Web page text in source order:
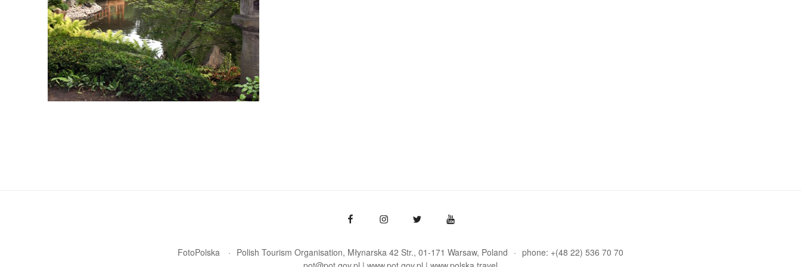
FotoPolska Polish Tourism Organisation, Młynarska 42 Str., 01-171 Warsaw Poland
phone: +(48 22) 536 70 70